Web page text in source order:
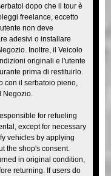
dopo che il tour è
freelance, eccetto
non deve
adesivi o installare
Inoltre, il Veicolo
originali e l'utente
prima di restituirlo.
con il serbatoio pieno,
Negozio.
for refueling
except for necessary
vehicles by applying
the shop's consent.
in original condition,
returning. If users do